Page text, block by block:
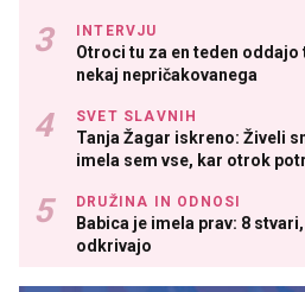
INTERVJU
Otroci tu za en teden
nekaj nepričakovanega
SVET SLAVNIH
Tanja Žagar iskreno: Živeli
imela sem vse, kar otrok
DRUŽINA IN ODNOSI
Babica je imela prav: 8
odkrivajo